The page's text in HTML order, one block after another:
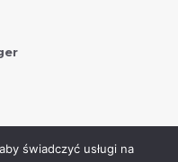
świadczyć usługi na